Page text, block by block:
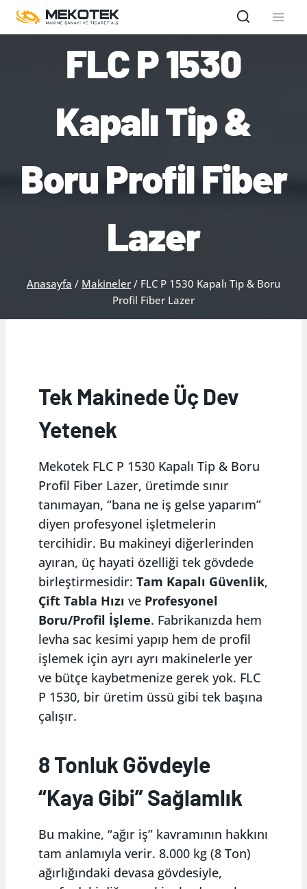
Skip
FLC P 1530
Kapalı Tip &
Boru Profil Fiber
Lazer
Anasayfa / Makineler / FLC P 1530 Kapalı Tip & Boru
Profil Fiber Lazer
Tek Makinede Üç Dev
Yetenek
Mekotek FLC P 1530 Kapalı Tip & Boru
Profil Fiber Lazer, üretimde sınır
tanımayan, “bana ne iş gelse yaparım”
diyen profesyonel işletmelerin
tercihidir. Bu makineyi diğerlerinden
ayıran, üç hayati özelliği tek gövdede
birleştirmesidir: Tam Kapalı Güvenlik,
Çift Tabla Hızı ve Profesyonel
Boru/Profil İşleme. Fabrikanızda hem
levha sac kesimi yapıp hem de profil
işlemek için ayrı ayrı makinelerle yer
ve bütçe kaybetmenize gerek yok. FLC
P 1530, bir üretim üssü gibi tek başına
çalışır.
8 Tonluk Gövdeyle
“Kaya Gibi” Sağlamlık
Bu makine, “ağır iş” kavramının hakkını
tam anlamıyla verir. 8.000 kg (8 Ton)
ağırlığındaki devasa gövdesiyle,